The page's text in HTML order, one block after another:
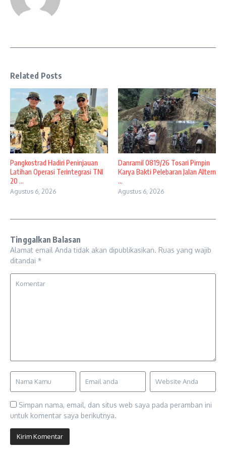
Related Posts
Pangkostrad Hadiri Peninjauan
Latihan Operasi Terintegrasi TNI
20 ...
Agustus 6, 2026
Danramil 0819/26 Tosari Pimpin
Karya Bakti Pelebaran Jalan Altern
...
Agustus 6, 2026
Tinggalkan Balasan
Alamat email Anda tidak akan dipublikasikan. Ruas yang wajib
ditandai *
Simpan nama, email, dan situs web saya pada peramban ini
untuk komentar saya berikutnya.